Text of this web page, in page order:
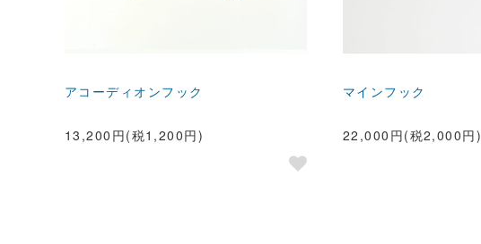
アコーディオンフック
13,200円(税1,200円)
マインフック
22,000円(税2,000円)